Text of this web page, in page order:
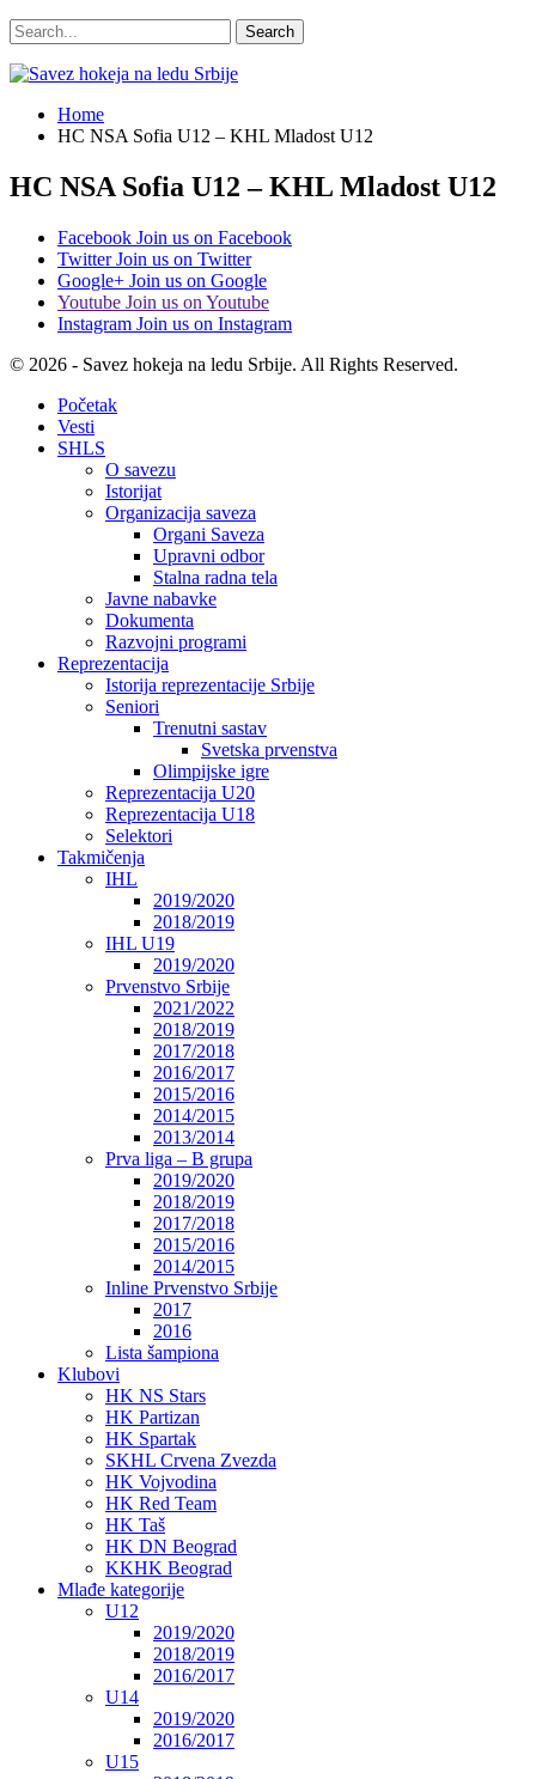
Home
HC NSA Sofia U12 – KHL Mladost U12
HC NSA Sofia U12 – KHL Mladost U12
Facebook Join us on Facebook
Twitter Join us on Twitter
Google+ Join us on Google
Youtube Join us on Youtube
Instagram Join us on Instagram
© 2026 - Savez hokeja na ledu Srbije. All Rights Reserved.
Početak
Vesti
SHLS
O savezu
Istorijat
Organizacija saveza
Organi Saveza
Upravni odbor
Stalna radna tela
Javne nabavke
Dokumenta
Razvojni programi
Reprezentacija
Istorija reprezentacije Srbije
Seniori
Trenutni sastav
Svetska prvenstva
Olimpijske igre
Reprezentacija U20
Reprezentacija U18
Selektori
Takmičenja
IHL
2019/2020
2018/2019
IHL U19
2019/2020
Prvenstvo Srbije
2021/2022
2018/2019
2017/2018
2016/2017
2015/2016
2014/2015
2013/2014
Prva liga – B grupa
2019/2020
2018/2019
2017/2018
2015/2016
2014/2015
Inline Prvenstvo Srbije
2017
2016
Lista šampiona
Klubovi
HK NS Stars
HK Partizan
HK Spartak
SKHL Crvena Zvezda
HK Vojvodina
HK Red Team
HK Taš
HK DN Beograd
KKHK Beograd
Mlađe kategorije
U12
2019/2020
2018/2019
2016/2017
U14
2019/2020
2016/2017
U15